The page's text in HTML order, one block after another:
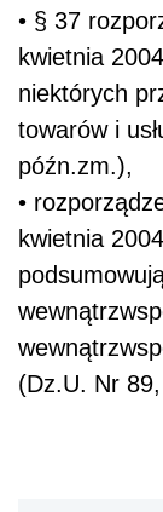
• § 37
kwietnia
niektórych
towarów i
późn.zm.),
•
kwietnia
(Dz.U. Nr